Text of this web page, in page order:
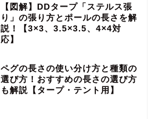
【図解】DDタープ「ステルス張
り」の張り方とポールの長さを解
説！【3×3、3.5×3.5、4×4対
応】
ペグの長さの使い分け方と種類の
選び方！おすすめの長さの選び方
も解説【タープ・テント用】